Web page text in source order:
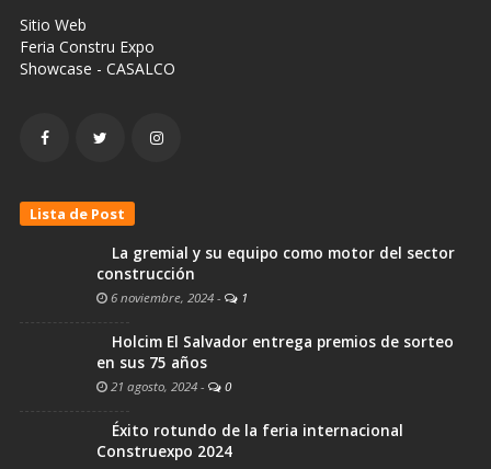
Sitio Web
Feria Constru Expo
Showcase - CASALCO
Lista de Post
La gremial y su equipo como motor del sector
construcción
6 noviembre, 2024 - 1
Holcim El Salvador entrega premios de sorteo
en sus 75 años
21 agosto, 2024 - 0
Éxito rotundo de la feria internacional
Construexpo 2024